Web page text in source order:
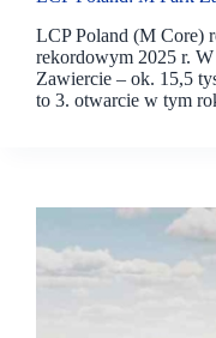
LCP Poland (M Core)
rekordowym 2025 r.
Zawiercie – ok. 15,5
to 3. otwarcie w tym